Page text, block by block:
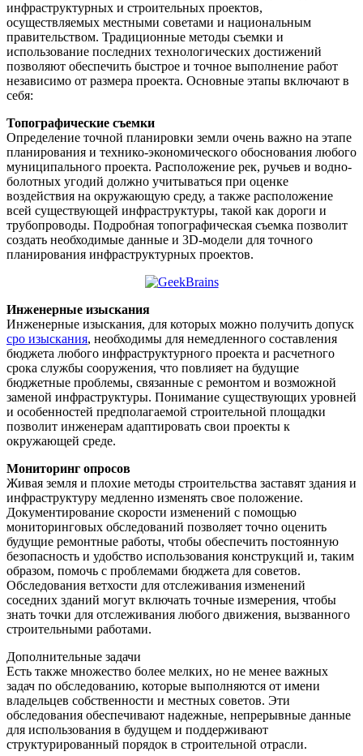
инфраструктурных и строительных проектов,
осуществляемых местными советами и национальным
правительством. Традиционные методы съемки и
использование последних технологических достижений
позволяют обеспечить быстрое и точное выполнение работ
независимо от размера проекта. Основные этапы включают в
себя:
Топографические съемки
Определение точной планировки земли очень важно на этапе
планирования и технико-экономического обоснования любого
муниципального проекта. Расположение рек, ручьев и водно-
болотных угодий должно учитываться при оценке
воздействия на окружающую среду, а также расположение
всей существующей инфраструктуры, такой как дороги и
трубопроводы. Подробная топографическая съемка позволит
создать необходимые данные и 3D-модели для точного
планирования инфраструктурных проектов.
Инженерные изыскания
Инженерные изыскания, для которых можно получить допуск
сро изыскания, необходимы для немедленного составления
бюджета любого инфраструктурного проекта и расчетного
срока службы сооружения, что повлияет на будущие
бюджетные проблемы, связанные с ремонтом и возможной
заменой инфраструктуры. Понимание существующих уровней
и особенностей предполагаемой строительной площадки
позволит инженерам адаптировать свои проекты к
окружающей среде.
Мониторинг опросов
Живая земля и плохие методы строительства заставят здания и
инфраструктуру медленно изменять свое положение.
Документирование скорости изменений с помощью
мониторинговых обследований позволяет точно оценить
будущие ремонтные работы, чтобы обеспечить постоянную
безопасность и удобство использования конструкций и, таким
образом, помочь с проблемами бюджета для советов.
Обследования ветхости для отслеживания изменений
соседних зданий могут включать точные измерения, чтобы
знать точки для отслеживания любого движения, вызванного
строительными работами.
Дополнительные задачи
Есть также множество более мелких, но не менее важных
задач по обследованию, которые выполняются от имени
владельцев собственности и местных советов. Эти
обследования обеспечивают надежные, непрерывные данные
для использования в будущем и поддерживают
структурированный порядок в строительной отрасли.